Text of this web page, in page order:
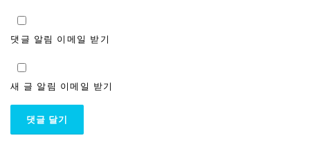
댓글 알림 이메일 받기
새 글 알림 이메일 받기